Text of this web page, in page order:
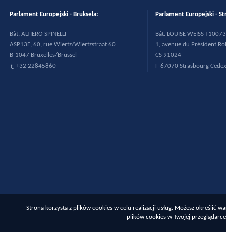
Strona korzysta z plików cookies w celu realizacji usług. Możesz określić
plików cookies w Twojej
Parlament Europejski - Bruksela:
Bât. ALTIERO SPINELLI
ASP13E, 60, rue Wiertz/Wiertzstraat 60
B-1047 Bruxelles/Brussel
+32 22845860
Parlament Europejski -
Bât. LOUISE WEISS T10073
1, avenue du Président
CS 91024
F-67070 Strasbourg Cedex